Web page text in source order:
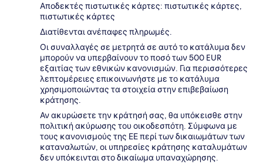
Αποδεκτές πιστωτικές κάρτες: πιστωτικές κάρτες,
πιστωτικές κάρτες
Διατίθενται ανέπαφες πληρωμές.
Οι συναλλαγές σε μετρητά σε αυτό το κατάλυμα δεν
μπορούν να υπερβαίνουν το ποσό των 500 EUR
εξαιτίας των εθνικών κανονισμών. Για περισσότερες
λεπτομέρειες επικοινωνήστε με το κατάλυμα
χρησιμοποιώντας τα στοιχεία στην επιβεβαίωση
κράτησης.
Αν ακυρώσετε την κράτησή σας, θα υπόκεισθε στην
πολιτική ακύρωσης του οικοδεσπότη. Σύμφωνα με
τους κανονισμούς της ΕΕ περί των δικαιωμάτων των
καταναλωτών, οι υπηρεσίες κράτησης καταλυμάτων
δεν υπόκεινται στο δικαίωμα υπαναχώρησης.